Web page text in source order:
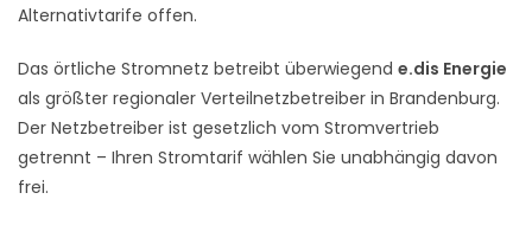
Alternativtarife offen.
Das örtliche Stromnetz betreibt überwiegend e.dis Energie
als größter regionaler Verteilnetzbetreiber in Brandenburg.
Der Netzbetreiber ist gesetzlich vom Stromvertrieb
getrennt – Ihren Stromtarif wählen Sie unabhängig davon
frei.